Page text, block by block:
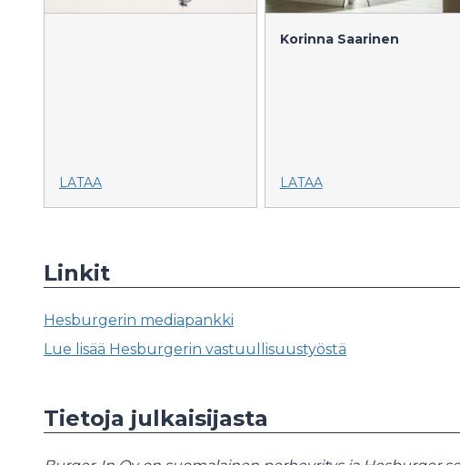
LATAA
Korinna Saarinen
LATAA
Linkit
Hesburgerin mediapankki
Lue lisää Hesburgerin vastuullisuustyöstä
Tietoja julkaisijasta